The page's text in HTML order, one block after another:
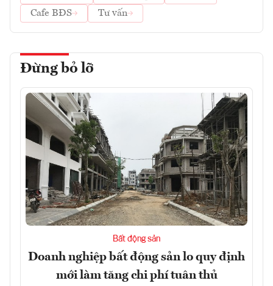
Cafe BĐS
Tư vấn
Đừng bỏ lỡ
Bất động sản
Doanh nghiệp bất động sản lo quy định
mới làm tăng chi phí tuân thủ